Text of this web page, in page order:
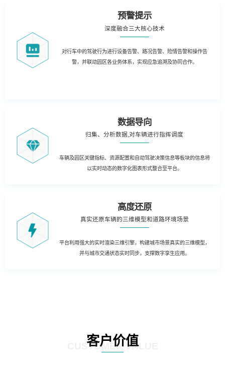
预警提示
深度融合三大核心技术
对行车中的驾驶行为进行设备告警、路况告警、险情告警和操作告
警，并联动园区各业务体系，实现应急追溯及协同合作。
数据导向
归集、分析数据,对车辆进行指挥调度
车辆及园区关键指标、资源配置和自动驾驶决策信息等板块的信息将
以实时动态的数字化图表形式整合至平台。
高度还原
真实还原车辆的三维模型和道路环境场景
平台利用强大的实时渲染三维引擎，构建城市场景真实的三维模型，
并与城市交通状态实时同步，支撑数字孪生应用。
客户价值
CUSTOMER VALUE